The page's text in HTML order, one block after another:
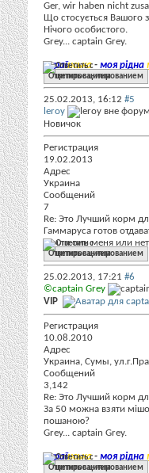
Ger, wir haben nicht
Що стосується Вашого
Нічого особистого.
Grey... captain Grey.
Українська- моя рідна
Ответить с цитированием
25.02.2013, 16:12 #5
leroy
Новичок
Регистрация
19.02.2013
Адрес
Украина
Сообщений
7
Re: Это Лучший корм
Гаммаруса готов
учили они меня или
Ответить с цитированием
25.02.2013, 17:21 #6
©captain Grey
VIP
Регистрация
10.08.2010
Адрес
Украина, Сумы,
Сообщений
3,142
Re: Это Лучший корм
За 50 можна взяти
пошаною?
Grey... captain Grey.
Українська- моя рідна
Ответить с цитированием